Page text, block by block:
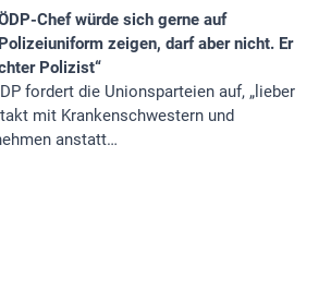
Chef würde sich gerne auf
zeigen, darf aber nicht. Er
Polizist“
fordert die Unionsparteien auf, „lieber
mit Krankenschwestern und
anstatt…